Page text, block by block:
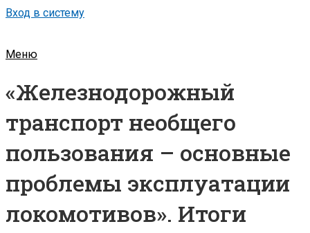
Вход в систему
Меню
«Железнодорожный
транспорт необщего
пользования – основные
проблемы эксплуатации
локомотивов». Итоги